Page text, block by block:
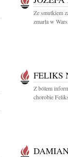
Ze smutkiem
zmarła w
FELIKS
Z bólem
chorobie